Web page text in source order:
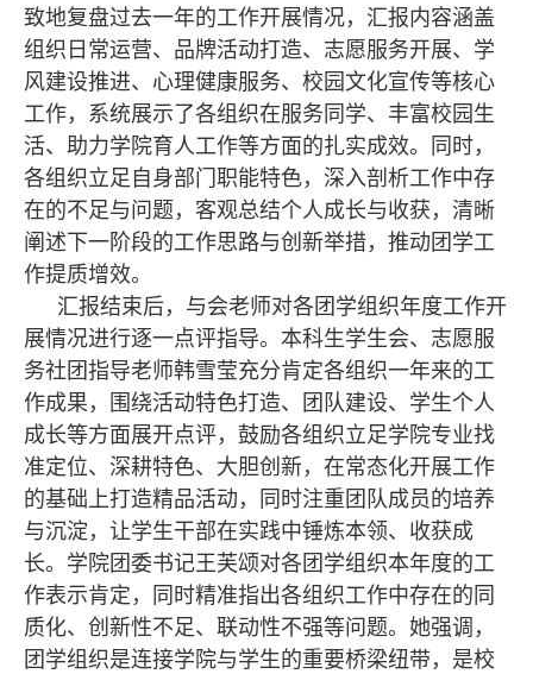
致地复盘过去一年的工作开展情况，汇报内容涵盖
组织日常运营、品牌活动打造、志愿服务开展、学
风建设推进、心理健康服务、校园文化宣传等核心
工作，系统展示了各组织在服务同学、丰富校园生
活、助力学院育人工作等方面的扎实成效。同时，
各组织立足自身部门职能特色，深入剖析工作中存
在的不足与问题，客观总结个人成长与收获，清晰
阐述下一阶段的工作思路与创新举措，推动团学工
作提质增效。
汇报结束后，与会老师对各团学组织年度工作开
展情况进行逐一点评指导。本科生学生会、志愿服
务社团指导老师韩雪莹充分肯定各组织一年来的工
作成果，围绕活动特色打造、团队建设、学生个人
成长等方面展开点评，鼓励各组织立足学院专业找
准定位、深耕特色、大胆创新，在常态化开展工作
的基础上打造精品活动，同时注重团队成员的培养
与沉淀，让学生干部在实践中锤炼本领、收获成
长。 学院团委书记王芙颂对各团学组织本年度的工
作表示肯定，同时精准指出各组织工作中存在的同
质化、创新性不足、联动性不强等问题。她强调，
团学组织是连接学院与学生的重要桥梁纽带，是校